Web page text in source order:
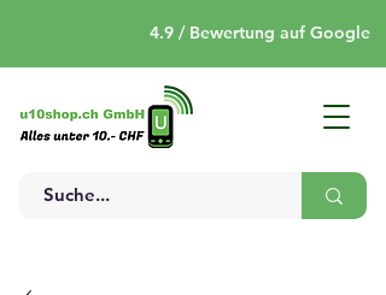
4.9 / Bewertung auf Google